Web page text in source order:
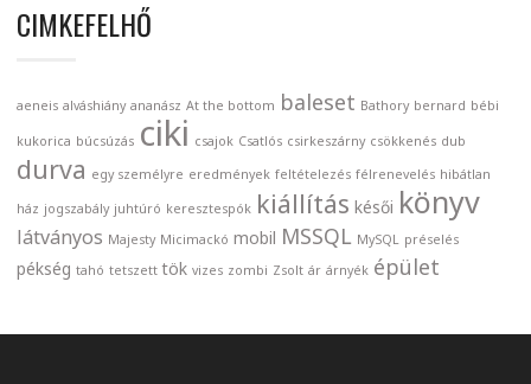
CIMKEFELHŐ
aeneis alváshiány ananász At the bottom baleset Bathory bernard bébi
kukorica búcsúzás ciki csajok Csatlós csirkeszárny csökkenés dub
durva egy személyre eredmények feltételezés félrenevelés hibátlan
ház jogszabály juhtúró keresztespók kiállítás késői könyv
látványos Majesty Micimackó mobil MSSQL MySQL préselés
pékség tahó tetszett tök vizes zombi Zsolt ár árnyék épület